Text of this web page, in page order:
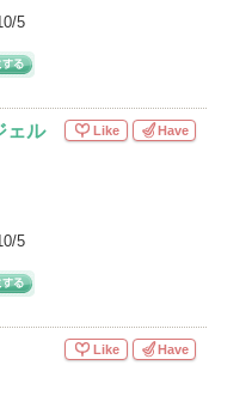
5
ェル
5
Like Have
Like Have